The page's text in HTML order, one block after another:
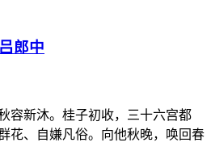
郎中
容新沐。桂子初收，三十六宫都
花、自嫌凡俗。向他秋晚，唤回春